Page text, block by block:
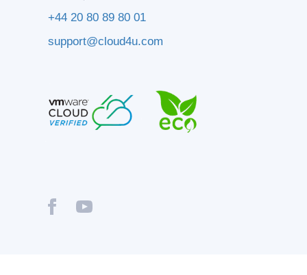
+44 20 80 89 80 01
support@cloud4u.com